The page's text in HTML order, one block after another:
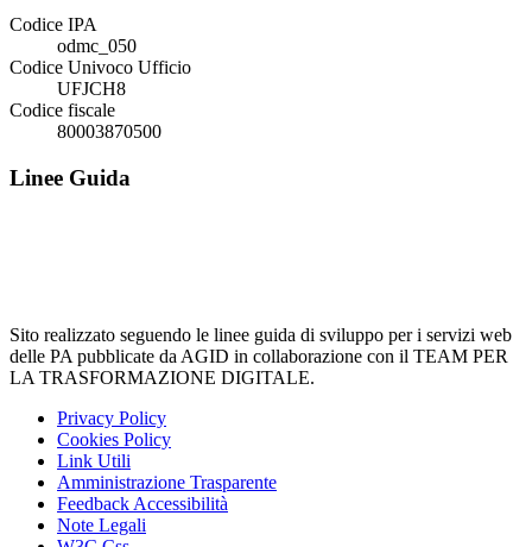
Codice IPA
odmc_050
Codice Univoco Ufficio
UFJCH8
Codice fiscale
80003870500
Linee Guida
Sito realizzato seguendo le linee guida di sviluppo per i servizi web
delle PA pubblicate da AGID in collaborazione con il TEAM PER
LA TRASFORMAZIONE DIGITALE.
Privacy Policy
Cookies Policy
Link Utili
Amministrazione Trasparente
Feedback Accessibilità
Note Legali